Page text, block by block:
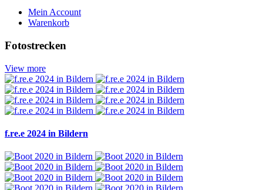
Mein Account
Warenkorb
Fotostrecken
View more
f.re.e 2024 in Bildern